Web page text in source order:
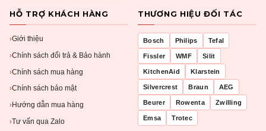
HỖ TRỢ KHÁCH HÀNG
›Giới thiệu
›Chính sách đổi trả & Bảo hành
›Chính sách mua hàng
›Chính sách bảo mật
› Hướng dẫn mua hàng
›Tư vấn qua Zalo
THƯƠNG HIỆU ĐỐI TÁC
Bosch Philips Tefal
Fissler WMF Silit
KitchenAid Klarstein
Silvercrest Braun AEG
Beurer Rowenta Zwilling
Emsa Trotec